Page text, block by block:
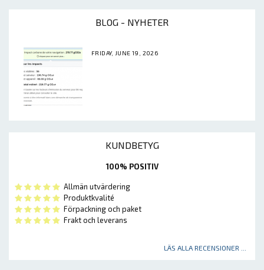
BLOG - NYHETER
FRIDAY, JUNE 19, 2026
KUNDBETYG
100% POSITIV
Allmän utvärdering
Produktkvalité
Förpackning och paket
Frakt och leverans
LÄS ALLA RECENSIONER ...